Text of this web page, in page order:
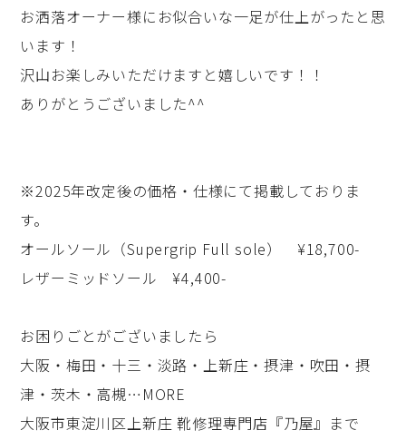
お洒落オーナー様にお似合いな一足が仕上がったと思
います！
沢山お楽しみいただけますと嬉しいです！！
ありがとうございました^^
※2025年改定後の価格・仕様にて掲載しておりま
す。
オールソール（Supergrip Full sole） ¥18,700-
レザーミッドソール ¥4,400-
お困りごとがございましたら
大阪・梅田・十三・淡路・上新庄・摂津・吹田・摂
津・茨木・高槻…MORE
大阪市東淀川区上新庄 靴修理専門店『乃屋』まで